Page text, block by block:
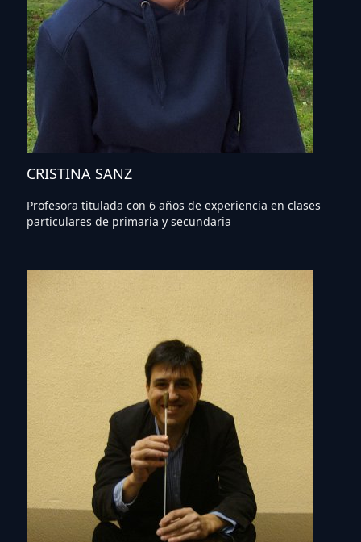
CRISTINA SANZ
Profesora titulada con 6 años de experiencia en clases
particulares de primaria y secundaria